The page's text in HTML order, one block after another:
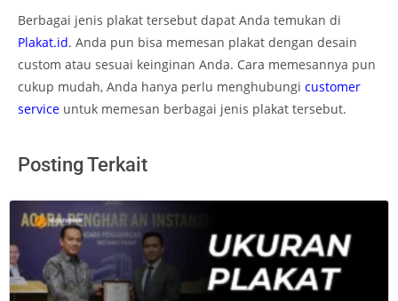
Berbagai jenis plakat tersebut dapat Anda temukan di
Plakat.id. Anda pun bisa memesan plakat dengan desain
custom atau sesuai keinginan Anda. Cara memesannya pun
cukup mudah, Anda hanya perlu menghubungi customer
service untuk memesan berbagai jenis plakat tersebut.
Posting Terkait